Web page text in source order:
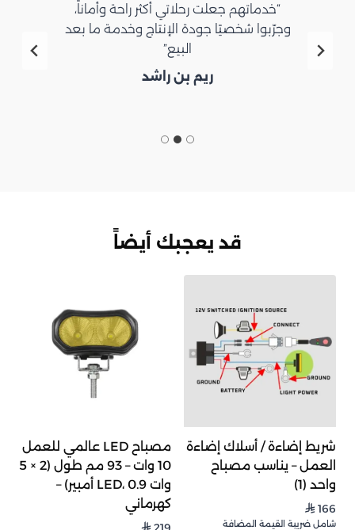
“خدماتهم جعلت رحلاتي أكثر راحة وأماناً،
وجرّبوا شخصيًا جودة الإنتاج وخدمة ما بعد
البيع”
ريم بن راشد
قد يعجبك أيضاً
شريط إضاءة / أسلاك إضاءة
العمل – يناسب مصباح
واحد (1)
⃁166
شامل ضريبة القيمة المضافة
مصباح LED عالمي للعمل
10 وات – 93 مم طول (2 × 5
وات LED، 0.9 أمبير) –
كهرماني
219